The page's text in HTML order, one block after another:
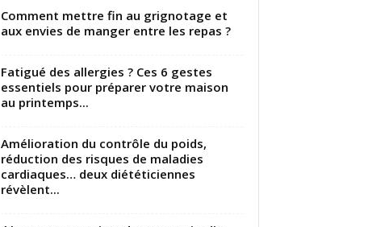
Comment mettre fin au grignotage et
aux envies de manger entre les repas ?
Fatigué des allergies ? Ces 6 gestes
essentiels pour préparer votre maison
au printemps...
Amélioration du contrôle du poids,
réduction des risques de maladies
cardiaques… deux diététiciennes
révèlent...